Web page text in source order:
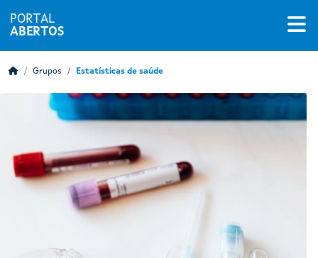
PORTAL
ABERTOS
Grupos Estatísticas de saúde